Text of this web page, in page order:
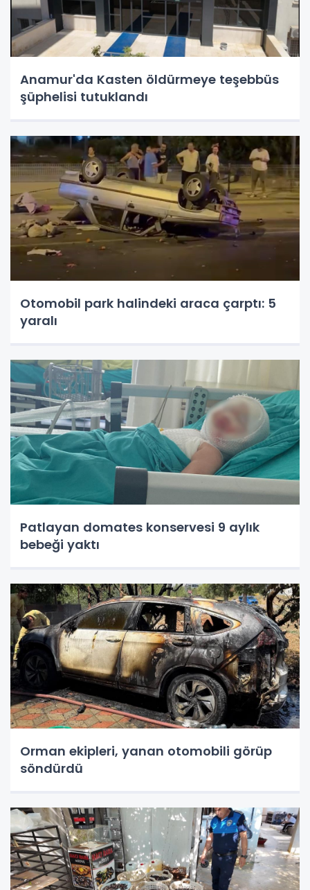
Anamur'da Kasten öldürmeye teşebbüs
şüphelisi tutuklandı
Otomobil park halindeki araca çarptı: 5
yaralı
Patlayan domates konservesi 9 aylık
bebeği yaktı
Orman ekipleri, yanan otomobili görüp
söndürdü